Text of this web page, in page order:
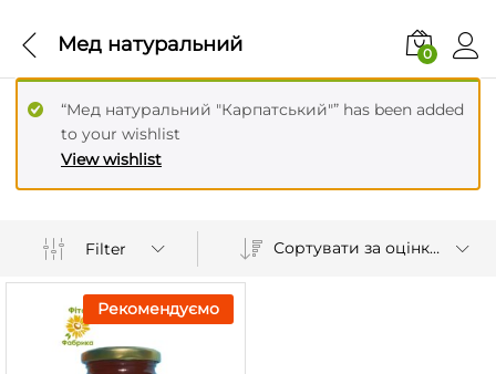
Мед натуральний 0
View wishlist
“Мед натуральний "Карпатський"” has been added
to your wishlist
Filter Сортувати за оцінкою
Рекомендуємо